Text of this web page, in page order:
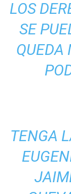
LOS
SE
QUEDA
TENGA